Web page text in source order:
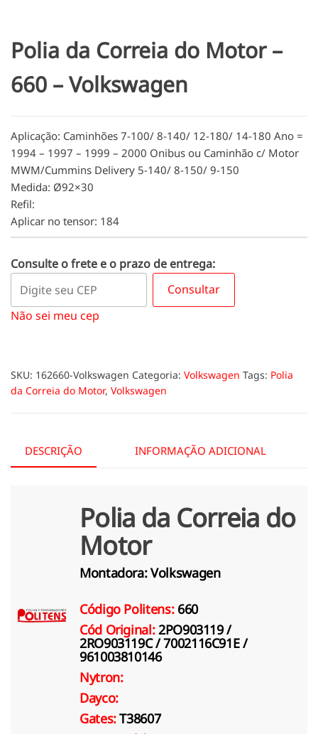
Polia da Correia do Motor –
660 – Volkswagen
Aplicação: Caminhões 7-100/ 8-140/ 12-180/ 14-180 Ano =
1994 – 1997 – 1999 – 2000 Onibus ou Caminhão c/ Motor
MWM/Cummins Delivery 5-140/ 8-150/ 9-150
Medida: Ø92×30
Refil:
Aplicar no tensor: 184
Consulte o frete e o prazo de entrega:
Consultar
Não sei meu cep
SKU: 162660-Volkswagen Categoria: Volkswagen Tags: Polia
da Correia do Motor, Volkswagen
DESCRIÇÃO INFORMAÇÃO ADICIONAL
Polia da Correia do
Motor
Montadora:Volkswagen
Código Politens: 660
Cód Original:2PO903119 /
2RO903119C / 7002116C91E /
961003810146
Nytron:
Dayco:
Gates:T38607